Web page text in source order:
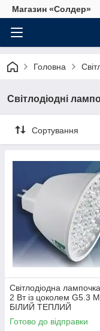
Магазин «Солдер»
Головна
Світлодіодні
Сортування
Світлодіодна
2 Вт із цоколем G5.3
БІЛИЙ ТЕПЛИЙ
Готово до відправки